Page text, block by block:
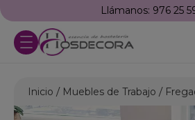
Llámanos: 976 25
Inicio Muebles de Trabajo